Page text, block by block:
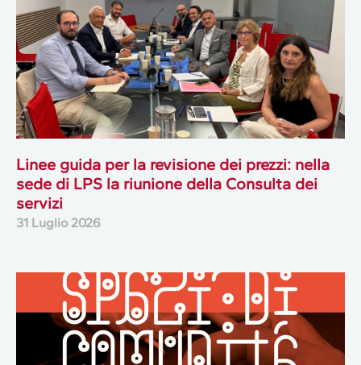
Linee guida per la revisione dei prezzi: nella
sede di LPS la riunione della Consulta dei
servizi
31 Luglio 2026